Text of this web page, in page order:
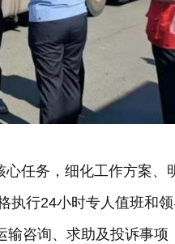
心任务，细化工作方案、
执行24小时专人值班和领
输咨询、求助及投诉事项